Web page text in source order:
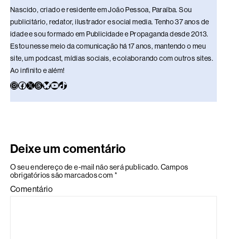
Nascido, criado e residente em João Pessoa, Paraíba. Sou
publicitário, redator, ilustrador e social media. Tenho 37 anos de
idade e sou formado em Publicidade e Propaganda desde 2013.
Estou nesse meio da comunicação há 17 anos, mantendo o meu
site, um podcast, mídias sociais, e colaborando com outros sites.
Ao infinito e além!
Deixe um comentário
O seu endereço de e-mail não será publicado. Campos
obrigatórios são marcados com *
Comentário